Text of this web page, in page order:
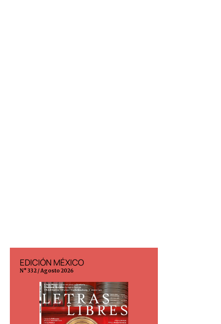
EDICIÓN MÉXICO
N° 332 / Agosto 2026